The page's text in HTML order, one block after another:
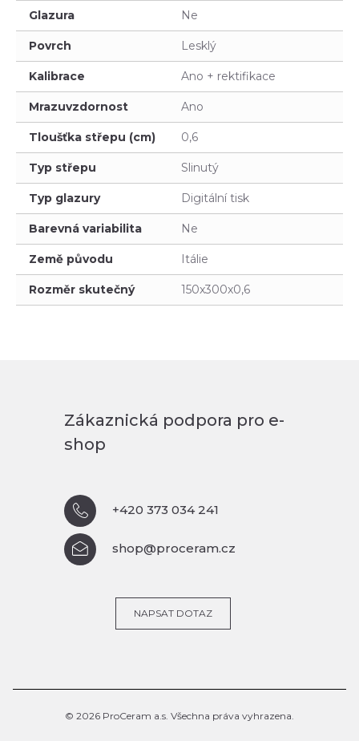
Glazura Ne
Povrch Lesklý
Kalibrace Ano + rektifikace
Mrazuvzdornost Ano
Tloušťka střepu (cm) 0,6
Typ střepu Slinutý
Typ glazury Digitální tisk
Barevná variabilita Ne
Země původu Itálie
Rozměr skutečný 150x300x0,6
Zákaznická podpora pro e-
shop
+420 373 034 241
shop@proceram.cz
NAPSAT DOTAZ
© 2026 ProCeram a.s. Všechna práva vyhrazena.